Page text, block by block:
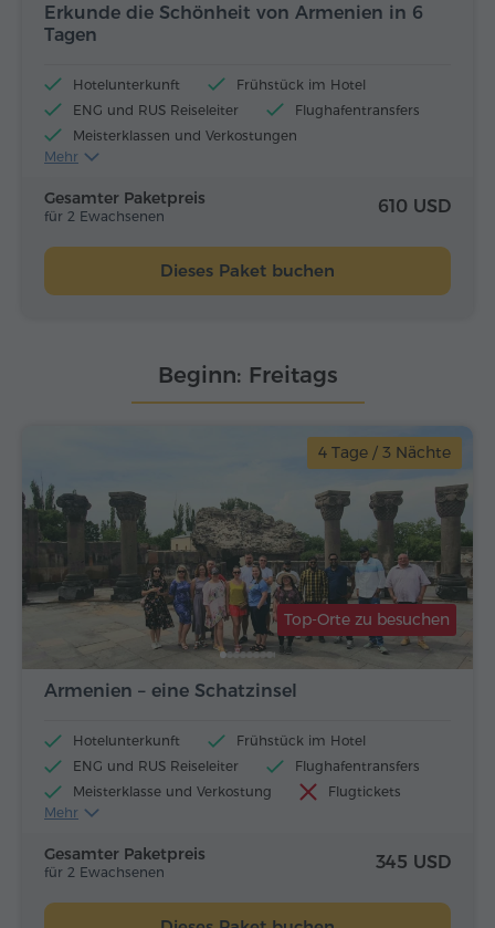
Erkunde die Schönheit von Armenien in 6
Tagen
Hotelunterkunft
Frühstück im Hotel
ENG und RUS Reiseleiter
Flughafentransfers
Meisterklassen und Verkostungen
Flugtickets
Mehr
Gesamter Paketpreis
für 2 Ewachsenen 610 USD
Dieses Paket buchen
Beginn: Freitags
4 Tage / 3 Nächte
Armenien – eine Schatzinsel
Top-Orte zu besuchen
Hotelunterkunft
Frühstück im Hotel
ENG und RUS Reiseleiter
Flughafentransfers
Meisterklasse und Verkostung
Flugtickets
Mittagessen und Abendessen
Mehr
Gesamter Paketpreis
für 2 Ewachsenen 345 USD